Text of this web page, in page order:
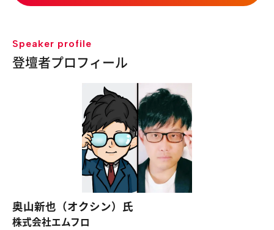
Speaker profile
登壇者プロフィール
奥山新也（オクシン）氏
株式会社エムフロ